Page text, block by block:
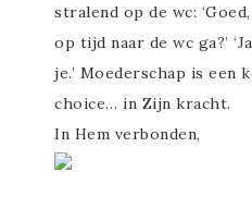
stralend op de wc:
op tijd naar de wc ga?’
je.’ Moederschap is
choice… in Zijn kracht.
In Hem verbonden,